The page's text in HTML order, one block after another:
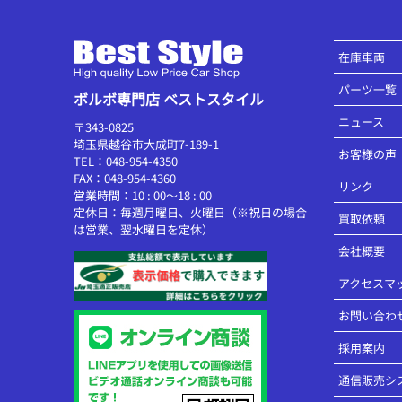
ボルボ専門店 ベストスタイル
〒343-0825
埼玉県越谷市大成町7-189-1
TEL：048-954-4350
FAX：048-954-4360
営業時間：10 : 00～18 : 00
定休日：毎週月曜日、火曜日（※祝日の場合
は営業、翌水曜日を定休）
在庫車両
パーツ一覧
ニュース
お客様の声
リンク
買取依頼
会社概要
アクセスマ
お問い合わ
採用案内
通信販売シ